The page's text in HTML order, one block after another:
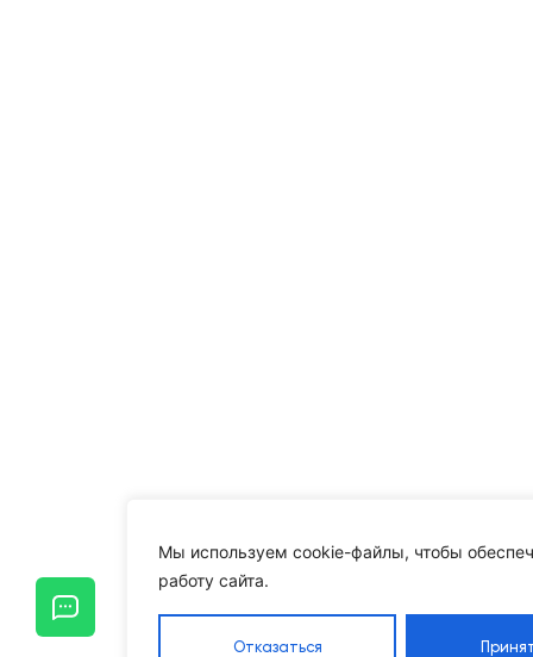
Мы используем cookie-файлы, чтобы
работу сайта.
Отказаться